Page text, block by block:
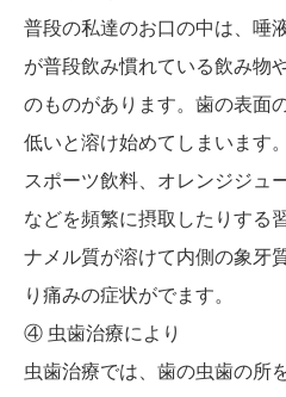
普段の私達のお口の中は、唾
が普段飲み慣れている飲み物
のものがあります。歯の表面
低いと溶け始めてしまいます
スポーツ飲料、オレンジジュ
などを頻繁に摂取したりする
ナメル質が溶けて内側の象牙
り痛みの症状がでます。
④ 虫歯治療により
虫歯治療では、歯の虫歯の所